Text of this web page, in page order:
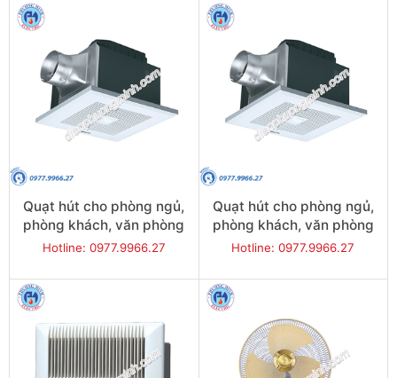
Quạt hút cho phòng ngủ,
phòng khách, văn phòng
có ống gió - Model FV-
Hotline: 0977.9966.27
Quạt hút cho phòng ngủ,
phòng khách, văn phòng
có ống gió - Model FV-
Hotline: 0977.9966.27